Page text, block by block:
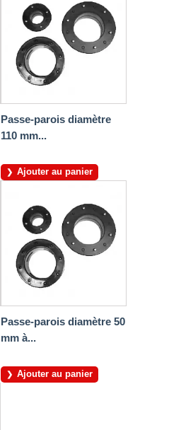
Passe-parois diamètre
110 mm...
Ajouter au panier
Passe-parois diamètre 50
mm à...
Ajouter au panier